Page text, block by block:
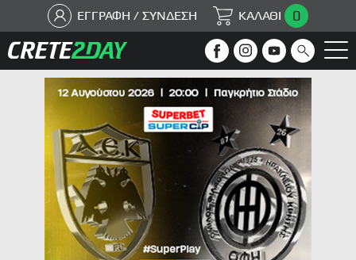
ΕΓΓΡΑΦΗ / ΣΥΝΔΕΣΗ ΚΑΛΑΘΙ 0